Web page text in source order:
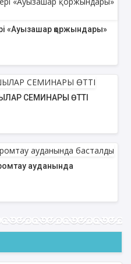
«Ауызашар қоржындары»
СЕМИНАРЫ ӨТТІ
ауданында